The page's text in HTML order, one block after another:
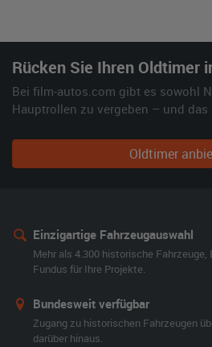
Rücken Sie Ihren Oldtimer
Bei film-autos.com gibt es sowohl
Hauptrollen zu vergeben – und das
Oldtimer
Einzigartige Fahrzeugauswahl
Mehr als 4.300 historische Fahrzeuge,
Fundus für Ihre Projekte.
Bundesweit verfügbar
Zugang zu historischen Fahrzeugen
darüber hinaus.